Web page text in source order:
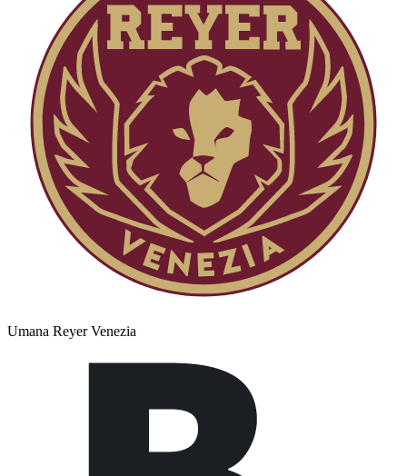
Umana Reyer Venezia